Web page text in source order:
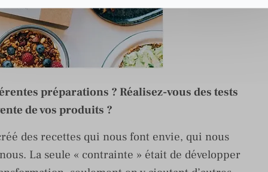
préparations ? Réalisez-vous des tests
de vos produits ?
des recettes qui nous font envie, qui nous
La seule « contrainte » était de développer